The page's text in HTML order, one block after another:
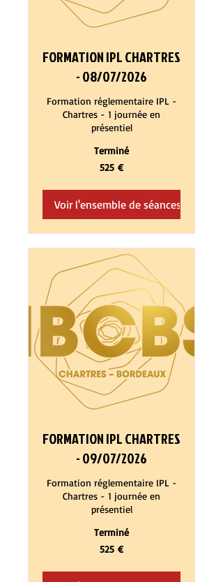
FORMATION IPL CHARTRES
- 08/07/2026
Formation réglementaire IPL -
Chartres - 1 journée en
présentiel
Terminé
525 €
Voir l'ensemble de séances
FORMATION IPL CHARTRES
- 09/07/2026
Formation réglementaire IPL -
Chartres - 1 journée en
présentiel
Terminé
525 €